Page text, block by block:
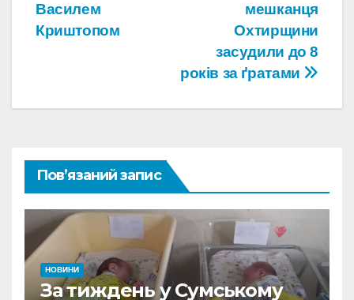
мешканця
Охтирщини
засудили до 8
років за ґратами
Василем
Криштопом
Пов’язаний запис
НОВИНИ
За тиждень у Сумському